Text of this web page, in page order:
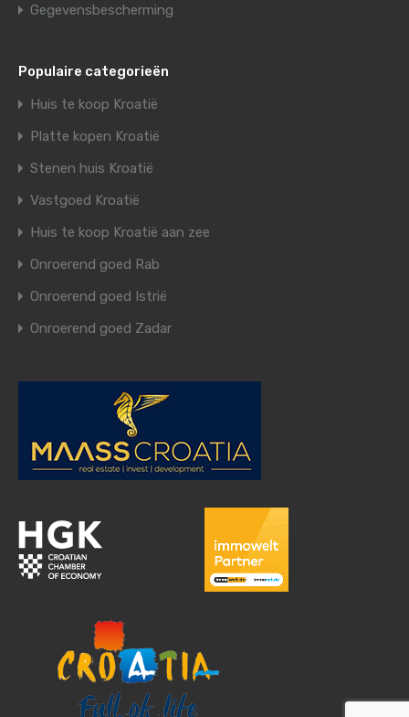
Gegevensbescherming
Populaire categorieën
Huis te koop Kroatië
Platte kopen Kroatië
Stenen huis Kroatië
Vastgoed Kroatië
Huis te koop Kroatië aan zee
Onroerend goed Rab
Onroerend goed Istrië
Onroerend goed Zadar